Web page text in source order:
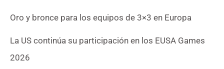
Oro y bronce para los equipos de 3×3 en Europa
La US continúa su participación en los EUSA Games
2026